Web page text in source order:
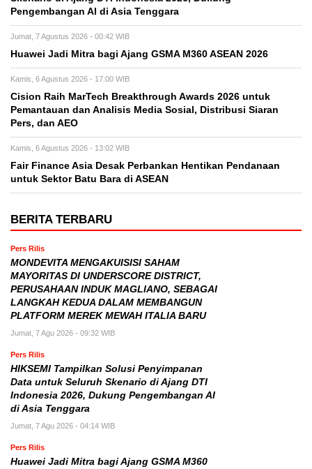
Pengembangan AI di Asia Tenggara
Jumat, 7 Agustus 2026 - 00:42 WIB
Huawei Jadi Mitra bagi Ajang GSMA M360 ASEAN 2026
Kamis, 6 Agustus 2026 - 17:00 WIB
Cision Raih MarTech Breakthrough Awards 2026 untuk
Pemantauan dan Analisis Media Sosial, Distribusi Siaran
Pers, dan AEO
Kamis, 6 Agustus 2026 - 13:02 WIB
Fair Finance Asia Desak Perbankan Hentikan Pendanaan
untuk Sektor Batu Bara di ASEAN
BERITA TERBARU
Pers Rilis
MONDEVITA MENGAKUISISI SAHAM
MAYORITAS DI UNDERSCORE DISTRICT,
PERUSAHAAN INDUK MAGLIANO, SEBAGAI
LANGKAH KEDUA DALAM MEMBANGUN
PLATFORM MEREK MEWAH ITALIA BARU
Jumat, 7 Agu 2026 - 09:32 WIB
Pers Rilis
HIKSEMI Tampilkan Solusi Penyimpanan
Data untuk Seluruh Skenario di Ajang DTI
Indonesia 2026, Dukung Pengembangan AI
di Asia Tenggara
Jumat, 7 Agu 2026 - 04:14 WIB
Pers Rilis
Huawei Jadi Mitra bagi Ajang GSMA M360